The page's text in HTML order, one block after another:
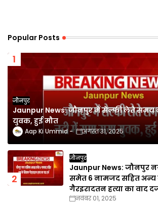
Popular Posts
जौनपुर
Jaunpur News: जौनपुर में सेल्फी लेते समय
युवक, हुई मौत
Aap Ki Ummid अगस्त 31, 2025
जौनपुर
Jaunpur News: जौनपुर
समेत 6 नामजद सहित
गैरइरादतन हत्या का वाद
नवंबर 01, 2025